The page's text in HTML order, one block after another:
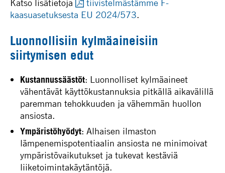
Katso lisätietoja
tiivistelmästämme F-
kaasuasetuksesta EU 2024/573.
Luonnollisiin kylmäaineisiin
siirtymisen edut
Kustannussäästöt: Luonnolliset kylmäaineet
vähentävät käyttökustannuksia pitkällä aikavälillä
paremman tehokkuuden ja vähemmän huollon
ansiosta.
Ympäristöhyödyt: Alhaisen ilmaston
lämpenemispotentiaalin ansiosta ne minimoivat
ympäristövaikutukset ja tukevat kestäviä
liiketoimintakäytäntöjä.